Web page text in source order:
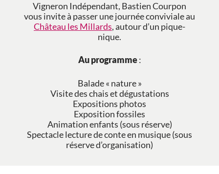
Vigneron Indépendant, Bastien Courpon
vous invite à passer une journée conviviale au
Château les Millards, autour d’un pique-
nique.
Au programme:
Balade « nature »
Visite des chais et dégustations
Expositions photos
Exposition fossiles
Animation enfants (sous réserve)
Spectacle lecture de conte en musique (sous
réserve d’organisation)